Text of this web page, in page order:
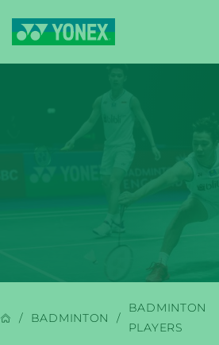
BADMINTON
BADMINTON
BADMINTON
PLAYERS